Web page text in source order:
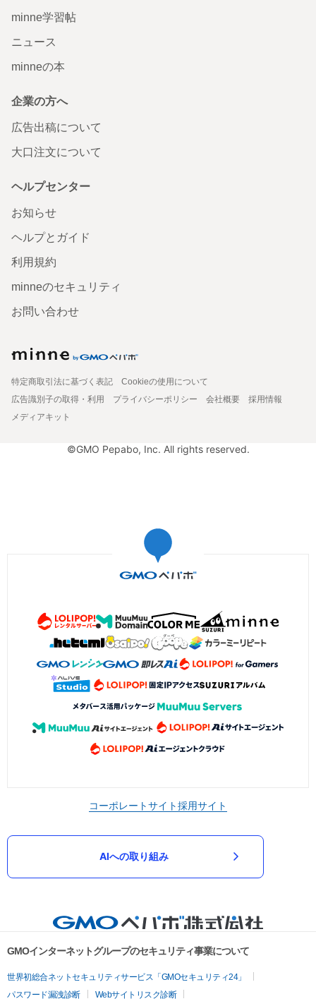
minne学習帖
ニュース
minneの本
企業の方へ
広告出稿について
大口注文について
ヘルプセンター
お知らせ
ヘルプとガイド
利用規約
minneのセキュリティ
お問い合わせ
特定商取引法に基づく表記
Cookieの使用について
広告識別子の取得・利用
プライバシーポリシー 会社概要
採用情報
メディアキット
©GMO Pepabo, Inc. All rights reserved.
コーポレートサイト採用サイト
AIへの取り組み
GMOインターネットグループのセキュリティ事業について
世界初総合ネットセキュリティサービス「GMOセキュリティ24」
パスワード漏洩診断
Webサイトリスク診断